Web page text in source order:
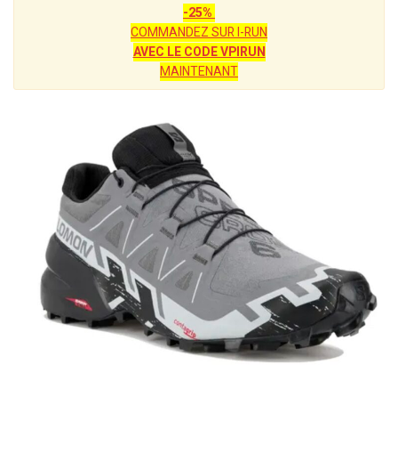
-25%
COMMANDEZ SUR I-RUN
AVEC LE CODE VPIRUN
MAINTENANT